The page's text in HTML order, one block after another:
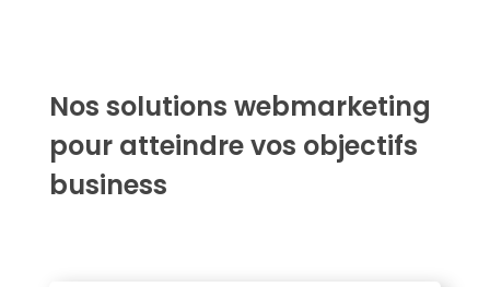
Nos solutions webmarketing
pour atteindre vos objectifs
business